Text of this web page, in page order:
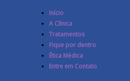
Início
A Clínica
Tratamentos
Fique por dentro
Ética Médica
Entre em Contato